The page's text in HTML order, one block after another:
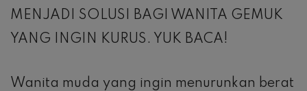
MENJADI SOLUSI BAGI WANITA GEMUK
YANG INGIN KURUS. YUK BACA!
Wanita muda yang ingin menurunkan berat